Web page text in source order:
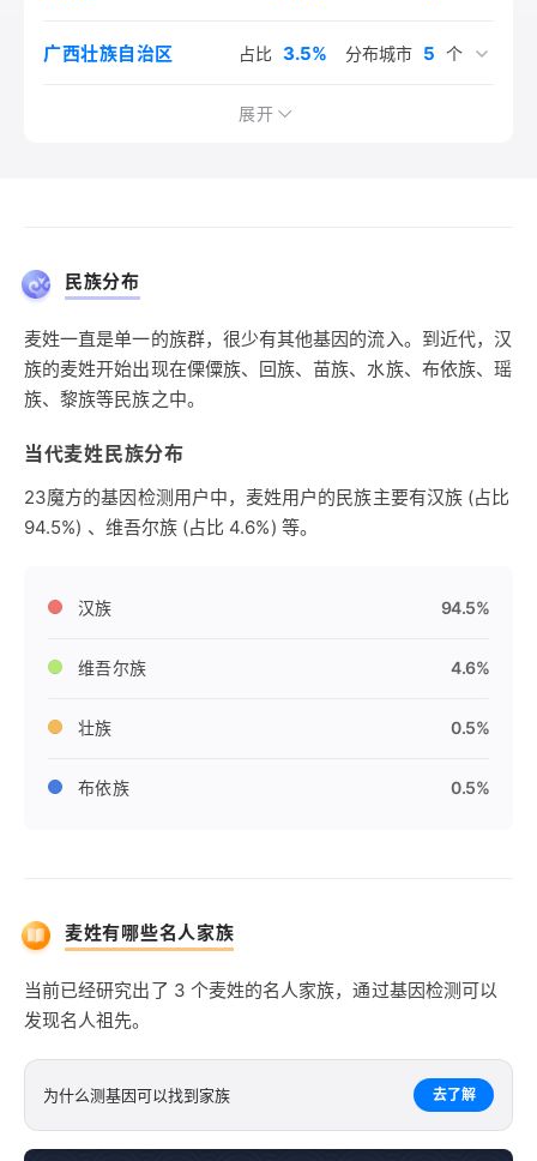
广西壮族自治区 占比 3.5% 分布城市 5 个
展开
民族分布
麦姓一直是单一的族群，很少有其他基因的流入。到近代，汉
族的麦姓开始出现在傈僳族、回族、苗族、水族、布依族、瑶
族、黎族等民族之中。
当代麦姓民族分布
23魔方的基因检测用户中，麦姓用户的民族主要有汉族 (占比
94.5%) 、维吾尔族 (占比 4.6%) 等。
汉族 94.5%
维吾尔族 4.6%
壮族 0.5%
布依族 0.5%
麦姓有哪些名人家族
当前已经研究出了 3 个麦姓的名人家族，通过基因检测可以
发现名人祖先。
为什么测基因可以找到家族 去了解